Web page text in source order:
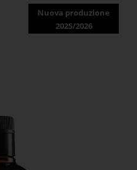
Nuova produzione
2025/2026